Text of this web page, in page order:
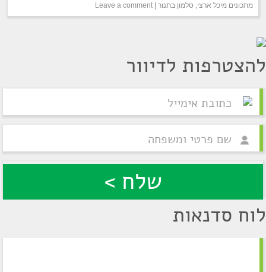
מתכונים מיכל ארצי סלמון בתנור |
Leave a comment
להצטרפות לדיוור
לוח סדנאות